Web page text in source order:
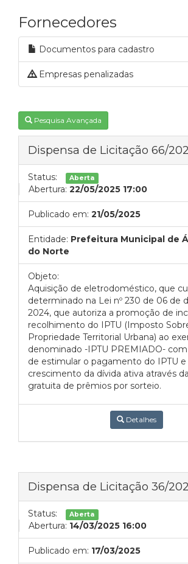
Fornecedores
Documentos para cadastro
Empresas penalizadas
Pesquisa Avançada
Dispensa de Licitação 66/
Status: Aberta
Abertura: 22/05/2025 17:00
Publicado em: 21/05/2025
Entidade: Prefeitura Municipal de
do Norte
Objeto:
Aquisição de eletrodoméstico, que
determinado na Lei nº 230 de 06 de
2024, que autoriza a promoção de
recolhimento do IPTU (Imposto
Propriedade Territorial Urbana) ao
denominado -IPTU PREMIADO-
de estimular o pagamento do IPTU e
crescimento da dívida ativa através
gratuita de prêmios por sorteio.
Detalhes
Dispensa de Licitação 36/
Status: Aberta
Abertura: 14/03/2025 16:00
Publicado em: 17/03/2025